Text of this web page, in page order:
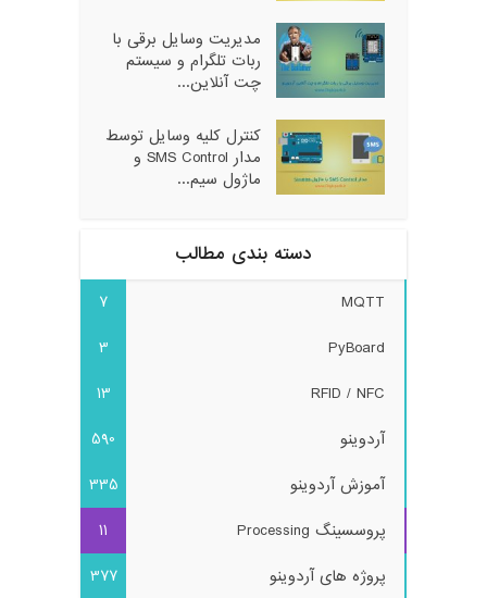
مدیریت وسایل برقی با
ربات تلگرام و سیستم
چت آنلاین...
کنترل کلیه وسایل توسط
مدار SMS Control و
ماژول سیم...
دسته بندی مطالب
MQTT
7
PyBoard
3
RFID / NFC
13
آردوینو
590
آموزش آردوینو
335
پروسسینگ Processing
11
پروژه های آردوینو
377